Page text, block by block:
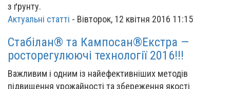
з ґрунту.
Актуальні статті - Вівторок, 12 квітня 2016 11:15
Стабілан® та Кампосан®Екстра —
росторегулюючі технології 2016!!!
Важливим і одним із найефективніших методів
підвищення урожайності та збереження якості